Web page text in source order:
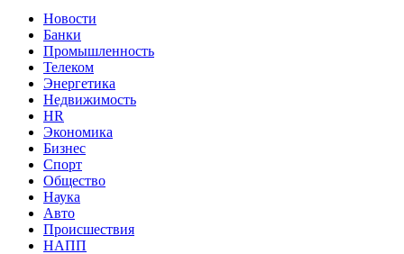
Новости
Банки
Промышленность
Телеком
Энергетика
Недвижимость
HR
Экономика
Бизнес
Спорт
Общество
Наука
Авто
Происшествия
НАПП